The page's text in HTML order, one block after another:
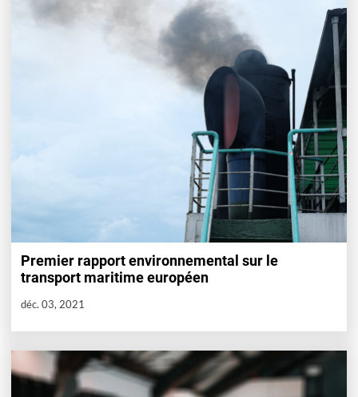
Premier rapport environnemental sur le
transport maritime européen
déc. 03, 2021